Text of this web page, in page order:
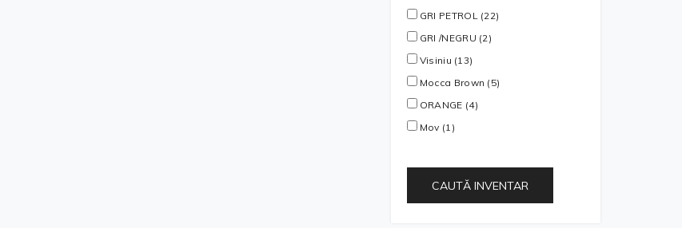
GRI PETROL (22)
GRI /NEGRU (2)
Visiniu (13)
Mocca Brown (5)
ORANGE (4)
Mov (1)
CAUTĂ INVENTAR